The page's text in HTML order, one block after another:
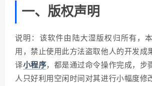
一、版权声明
说明：该软件由陆大湿版权归所有，
用，禁止使用此方法盗取他人的开发成
译小程序，都是通过命令操作完成，步
人只好利用空闲时间对其进行小幅度修